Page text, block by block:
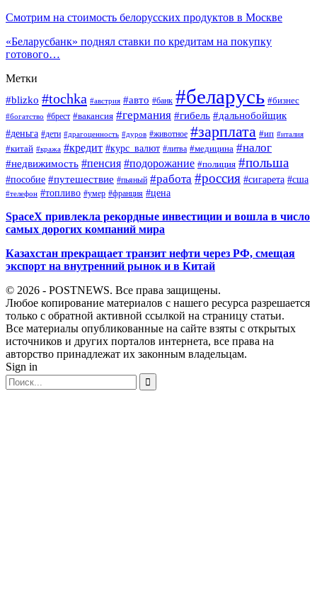
Смотрим на стоимость белорусских продуктов в Москве
«Беларусбанк» поднял ставки по кредитам на покупку
готового…
Метки
#blizko #tochka #австрия #авто #банк #беларусь #бизнес
#богатство #брест #вакансия #германия #гибель #дальнобойщик
#деньга #дети #драгоценность #дуров #животное #зарплата #ип #италия
#китай #кража #кредит #курс_валют #литва #медицина #налог
#недвижимость #пенсия #подорожание #полиция #польша
#пособие #путешествие #пьяный #работа #россия #сигарета #сша
#телефон #топливо #умер #франция #цена
SpaceX привлекла рекордные инвестиции и вошла в число
самых дорогих компаний мира
Казахстан прекращает транзит нефти через РФ, смещая
экспорт на внутренний рынок и в Китай
© 2026 - POSTNEWS. Все права защищены.
Любое копирование материалов с нашего ресурса разрешается
только с обратной активной ссылкой на страницу статьи.
Все материалы опубликованные на сайте взяты с открытых
источников и других порталов интернета, все права на
авторство принадлежат их законным владельцам.
Sign in